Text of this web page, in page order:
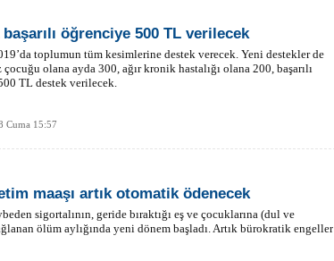
başarılı öğrenciye 500 TL verilecek
toplumun tüm kesimlerine destek verecek. Yeni destekler de
olana ayda 300, ağır kronik hastalığı olana 200, başarılı
TL destek verilecek.
Cuma 15:57
maaşı artık otomatik ödenecek
sigortalının, geride bıraktığı eş ve çocuklarına (dul ve
ölüm aylığında yeni dönem başladı. Artık bürokratik engeller